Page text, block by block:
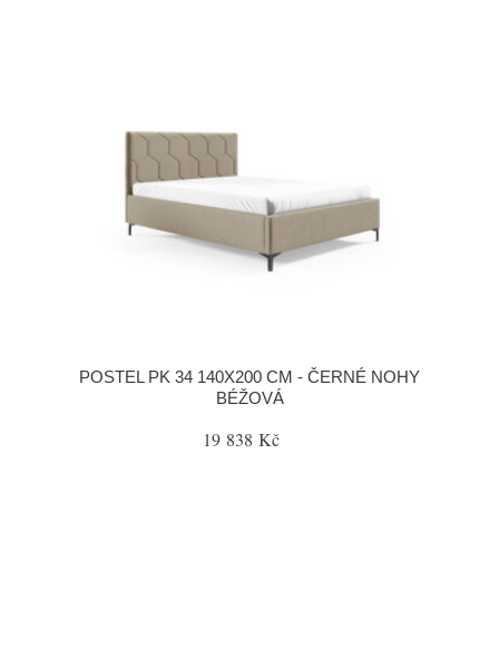
POSTEL PK 34 140X200 CM - ČERNÉ NOHY
BÉŽOVÁ
19 838 Kč